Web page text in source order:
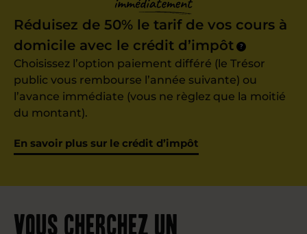
Réduisez de 50% le tarif de vos cours à
domicile avec le crédit d’impôt
?
Choisissez l’option paiement différé (le Trésor
public vous rembourse l’année suivante) ou
l’avance immédiate (vous ne règlez que la moitié
du montant).
En savoir plus sur le crédit d’impôt
Vous cherchez un